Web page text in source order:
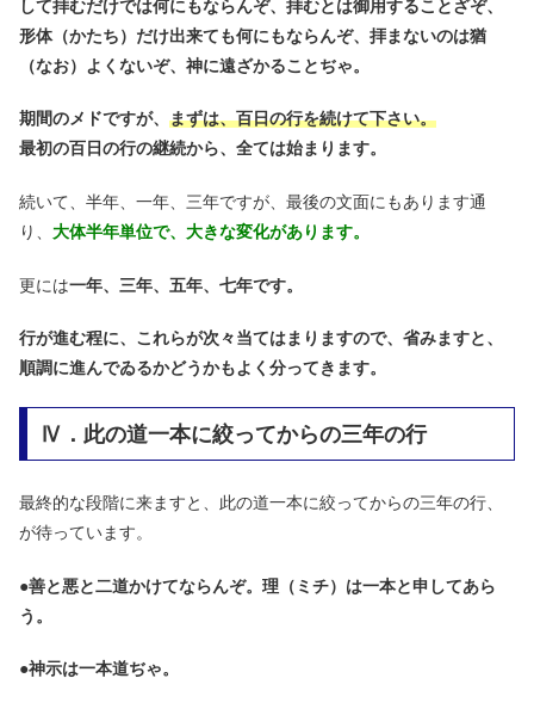
して拝むだけでは何にもならんぞ、拝むとは御用することざぞ、
形体（かたち）だけ出来ても何にもならんぞ、拝まないのは猶
（なお）よくないぞ、神に遠ざかることぢゃ。
期間のメドですが、 まずは、百日の行を続けて下さい。
最初の百日の行の継続から、全ては始まります。
続いて、半年、一年、三年ですが、最後の文面にもあります通
り、 大体半年単位で、大きな変化があります。
更には一年、三年、五年、七年です。
行が進む程に、これらが次々当てはまりますので、省みますと、
順調に進んでゐるかどうかもよく分ってきます。
Ⅳ．此の道一本に絞ってからの三年の行
最終的な段階に来ますと、此の道一本に絞ってからの三年の行、
が待っています。
●善と悪と二道かけてならんぞ。理（ミチ）は一本と申してあら
う。
●神示は一本道ぢゃ。